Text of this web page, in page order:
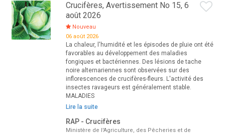
Crucifères, Avertissement No 15, 6
août 2026
Nouveau
06 août 2026
La chaleur, l'humidité et les épisodes de pluie ont été
favorables au développement des maladies
fongiques et bactériennes. Des lésions de tache
noire alternariennes sont observées sur des
inflorescences de crucifères-fleurs. L'activité des
insectes ravageurs est généralement stable.
MALADIES
Lire la suite
RAP - Crucifères
Ministère de l'Agriculture, des Pêcheries et de